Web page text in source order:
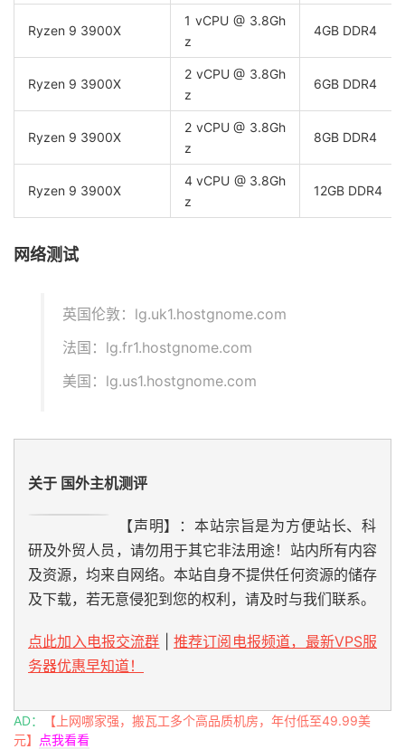
Ryzen 9 3900X
1 vCPU @ 3.8Gh
z
4GB DDR4
Ryzen 9 3900X
2 vCPU @ 3.8Gh
z
6GB DDR4
Ryzen 9 3900X
2 vCPU @ 3.8Gh
z
8GB DDR4
Ryzen 9 3900X
4 vCPU @ 3.8Gh
z
12GB DDR4
网络测试
英国伦敦：lg.uk1.hostgnome.com
法国：lg.fr1.hostgnome.com
美国：lg.us1.hostgnome.com
关于 国外主机测评
【声明】：本站宗旨是为方便站长、科
研及外贸人员，请勿用于其它非法用途！站内所有内容
及资源，均来自网络。本站自身不提供任何资源的储存
及下载，若无意侵犯到您的权利，请及时与我们联系。
点此加入电报交流群
推荐订阅电报频道，最新VPS服
务器优惠早知道！
AD：
【上网哪家强，搬瓦工多个高品质机房，年付低至49.99美
元】
点我看看